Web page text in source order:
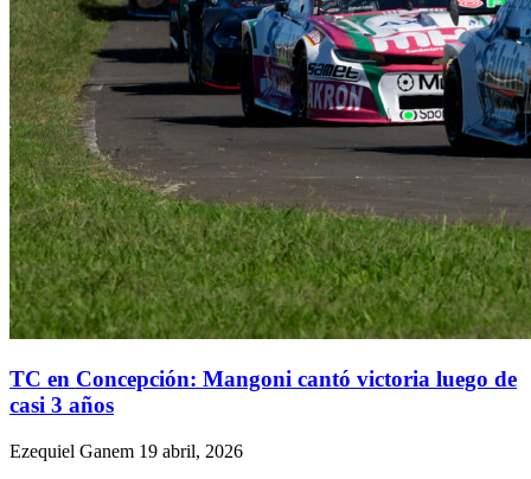
TC en Concepción: Mangoni cantó victoria luego de
casi 3 años
Ezequiel Ganem 19 abril, 2026